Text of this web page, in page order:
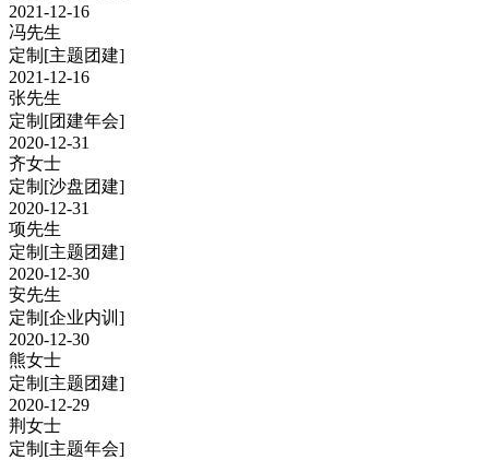
2021-12-16
冯先生
定制 [主题团建]
2021-12-16
张先生
定制 [团建年会]
2020-12-31
齐女士
定制 [沙盘团建]
2020-12-31
项先生
定制 [主题团建]
2020-12-30
安先生
定制 [企业内训]
2020-12-30
熊女士
定制 [主题团建]
2020-12-29
荆女士
定制 [主题年会]